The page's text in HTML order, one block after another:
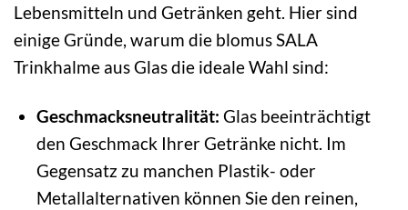
Lebensmitteln und Getränken geht. Hier sind
einige Gründe, warum die blomus SALA
Trinkhalme aus Glas die ideale Wahl sind:
Geschmacksneutralität: Glas beeinträchtigt
den Geschmack Ihrer Getränke nicht. Im
Gegensatz zu manchen Plastik- oder
Metallalternativen können Sie den reinen,